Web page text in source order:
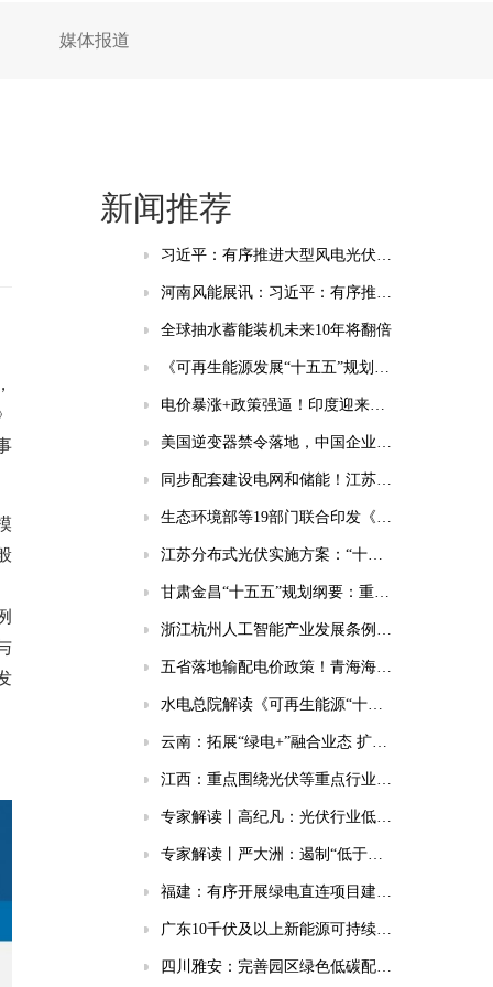
媒体报道
新闻推荐
习近平：有序推进大型风电光伏基地和电力外送通道规划建设，加快重点行业清洁能源替代
河南风能展讯：习近平：有序推进大型风电光伏基地和电力外送通道规划建设，加快重点行业清洁能源替代
全球抽水蓄能装机未来10年将翻倍
《可再生能源发展“十五五”规划》为五类企业带来新机遇！
电价暴涨+政策强逼！印度迎来千亿级储能市场风口
美国逆变器禁令落地，中国企业将面临哪些挑战？
同步配套建设电网和储能！江苏印发分布式光伏发展实施方案（2026-2030年）
生态环境部等19部门联合印发《国家应对气候变化“十五五”规划》
江苏分布式光伏实施方案：“十五五”新增56GW、新建厂房100%安装
甘肃金昌“十五五”规划纲要：重点实施10GWh共享储能电站等项目
浙江杭州人工智能产业发展条例：强化电源/电网/负荷/储能协同，推动城市供电可靠性符合算力设施标准
五省落地输配电价政策！青海海南福建明确独立储能放电退减输配电费！
水电总院解读《可再生能源“十五五”规划》（风电篇）
云南：拓展“绿电+”融合业态 扩大绿电直连规模
江西：重点围绕光伏等重点行业领域 优先布局建设省碳计量中心
专家解读丨高纪凡：光伏行业低价恶性竞争对企业、行业、终端用户的三重伤害
专家解读丨严大洲：遏制“低于成本销售”，助中国光伏高质量发展
福建：有序开展绿电直连项目建设工作
广东10千伏及以上新能源可持续发展价格结算机制存量项目清单公布
四川雅安：完善园区绿色低碳配套体系，部署绿电直连、集中储能、分布式光伏等降碳设施